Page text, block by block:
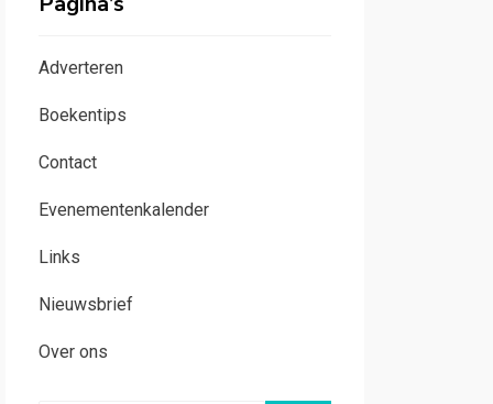
Adverteren
Boekentips
Contact
Evenementenkalender
Links
Nieuwsbrief
Over ons